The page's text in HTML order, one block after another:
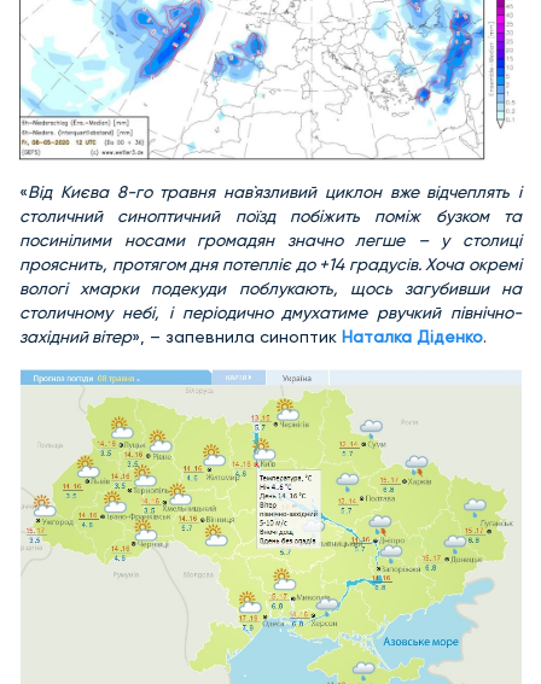
«Від Києва 8-го травня нав`язливий циклон вже відчеплять і
столичний синоптичний поїзд побіжить поміж бузком та
посинілими носами громадян значно легше – у столиці
прояснить, протягом дня потепліє до +14 градусів. Хоча окремі
вологі хмарки подекуди поблукають, щось загубивши на
столичному небі, і періодично дмухатиме рвучкий північно-
західний вітер», – запевнила синоптик Наталка Діденко.